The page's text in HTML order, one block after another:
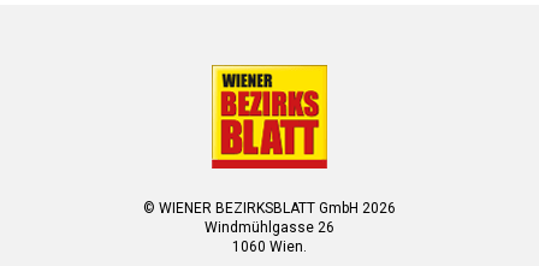
© WIENER BEZIRKSBLATT GmbH 2026
Windmühlgasse 26
1060 Wien.